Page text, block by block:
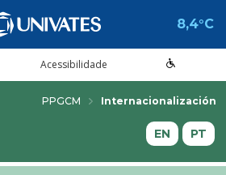
8,4°C
Acessibilidade
PPGCM Internacionalización
EN
PT